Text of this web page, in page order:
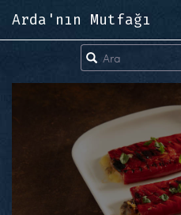
Arda'nın Mutfağı